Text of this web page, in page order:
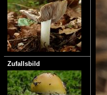
Zufallsbild